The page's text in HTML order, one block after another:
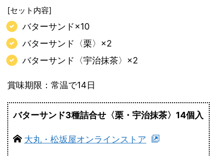
[セット内容]
バターサンド×10
バターサンド〈栗〉×2
バターサンド〈宇治抹茶〉×2
賞味期限：常温で14日
バターサンド3種詰合せ〈栗・宇治抹茶〉14個入
大丸・松坂屋オンラインストア